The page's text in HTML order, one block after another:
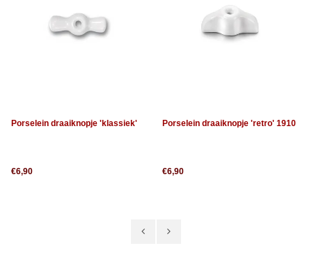
Porselein draaiknopje 'klassiek'
€6,90
Porselein draaiknopje 'retro' 1910
€6,90